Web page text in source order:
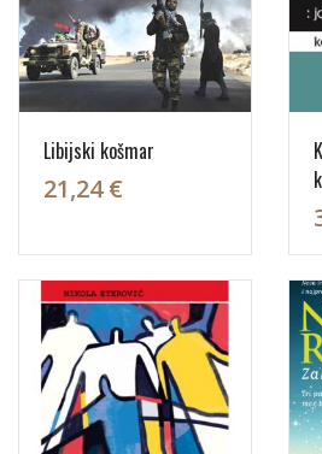
Libijski košmar
21,24 €